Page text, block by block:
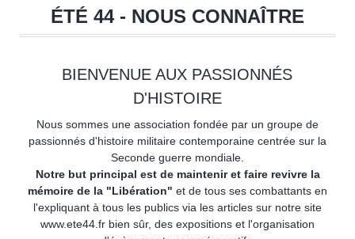
ÉTÉ 44 - NOUS CONNAÎTRE
BIENVENUE AUX PASSIONNÉS
D'HISTOIRE
Nous sommes une association fondée par un groupe de
passionnés d'histoire militaire contemporaine centrée sur la
Seconde guerre mondiale.
Notre but principal est de maintenir et faire revivre la
mémoire de la "Libération" et de tous ses combattants en
l'expliquant à tous les publics via les articles sur notre site
www.ete44.fr bien sûr, des expositions et l'organisation